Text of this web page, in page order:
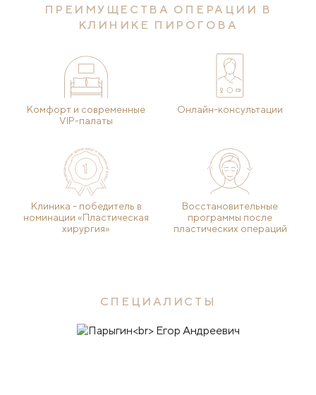
ПРЕИМУЩЕСТВА ОПЕРАЦИИ В
КЛИНИКЕ ПИРОГОВА
Комфорт и современные
VIP-палаты
Онлайн-консультации
Клиника - победитель в
номинации «Пластическая
хирургия»
Восстановительные
программы после
пластических операций
СПЕЦИАЛИСТЫ